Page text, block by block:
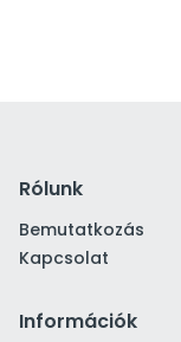
Rólunk
Bemutatkozás
Kapcsolat
Információk